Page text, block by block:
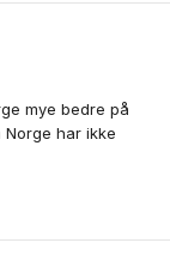
mye bedre på
har ikke